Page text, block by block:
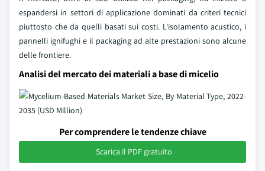
espandersi in settori di applicazione dominati da criteri tecnici
piuttosto che da quelli basati sui costi. L'isolamento acustico, i
pannelli ignifughi e il packaging ad alte prestazioni sono alcune
delle frontiere.
Analisi del mercato dei materiali a base di micelio
Per comprendere le tendenze chiave
Scarica il PDF gratuito